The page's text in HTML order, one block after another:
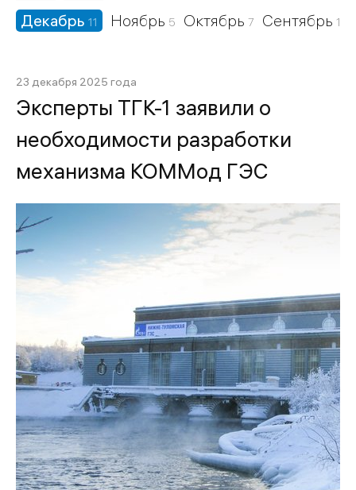
Декабрь 11 Ноябрь 5 Октябрь 7 Сентябрь 11
23 декабря 2025 года
Эксперты ТГК-1 заявили о
необходимости разработки
механизма КОММод ГЭС